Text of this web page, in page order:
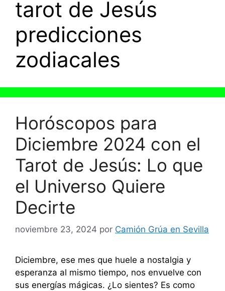
tarot de Jesús
predicciones
zodiacales
Horóscopos para
Diciembre 2024 con el
Tarot de Jesús: Lo que
el Universo Quiere
Decirte
noviembre 23, 2024 por Camión Grúa en Sevilla
Diciembre, ese mes que huele a nostalgia y
esperanza al mismo tiempo, nos envuelve con
sus energías mágicas. ¿Lo sientes? Es como